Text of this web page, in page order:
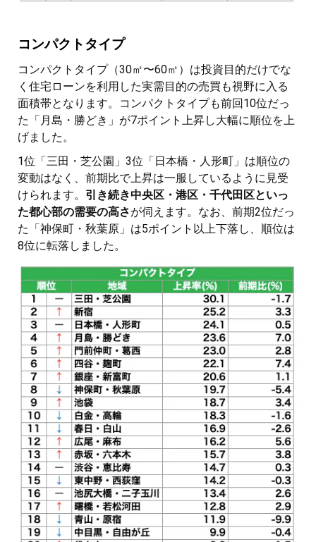
コンパクトタイプ
コンパクトタイプ（30㎡〜60㎡）は投資目的だけでな
く住宅ローンを利用した実需目的の売買も視野に入る
面積帯となります。コンパクトタイプも前回10位だっ
た「月島・勝どき」が7ポイント上昇し大幅に順位を上
げました。
1位「三田・芝公園」3位「日本橋・人形町」は順位の
変動はなく、前期比で上昇は一服しているように見受
けられます。 引き続き中央区・港区・千代田区といっ
た都心部の需要の高さが伺えます。なお、前期2位だっ
た「神保町・秋葉原」は5ポイント以上下落し、順位は
8位に転落しました。